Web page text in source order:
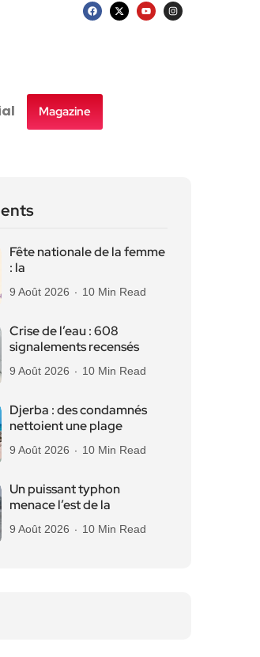
Magazine
Fête nationale de la femme
: la
9 Août 2026 10 Min Read
Crise de l’eau : 608
signalements recensés
9 Août 2026 10 Min Read
Djerba : des condamnés
nettoient une plage
9 Août 2026 10 Min Read
Un puissant typhon
menace l’est de la
9 Août 2026 10 Min Read